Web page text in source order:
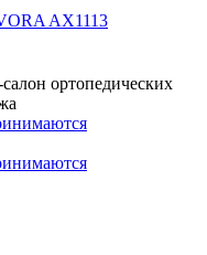
AX1113
ортопедических